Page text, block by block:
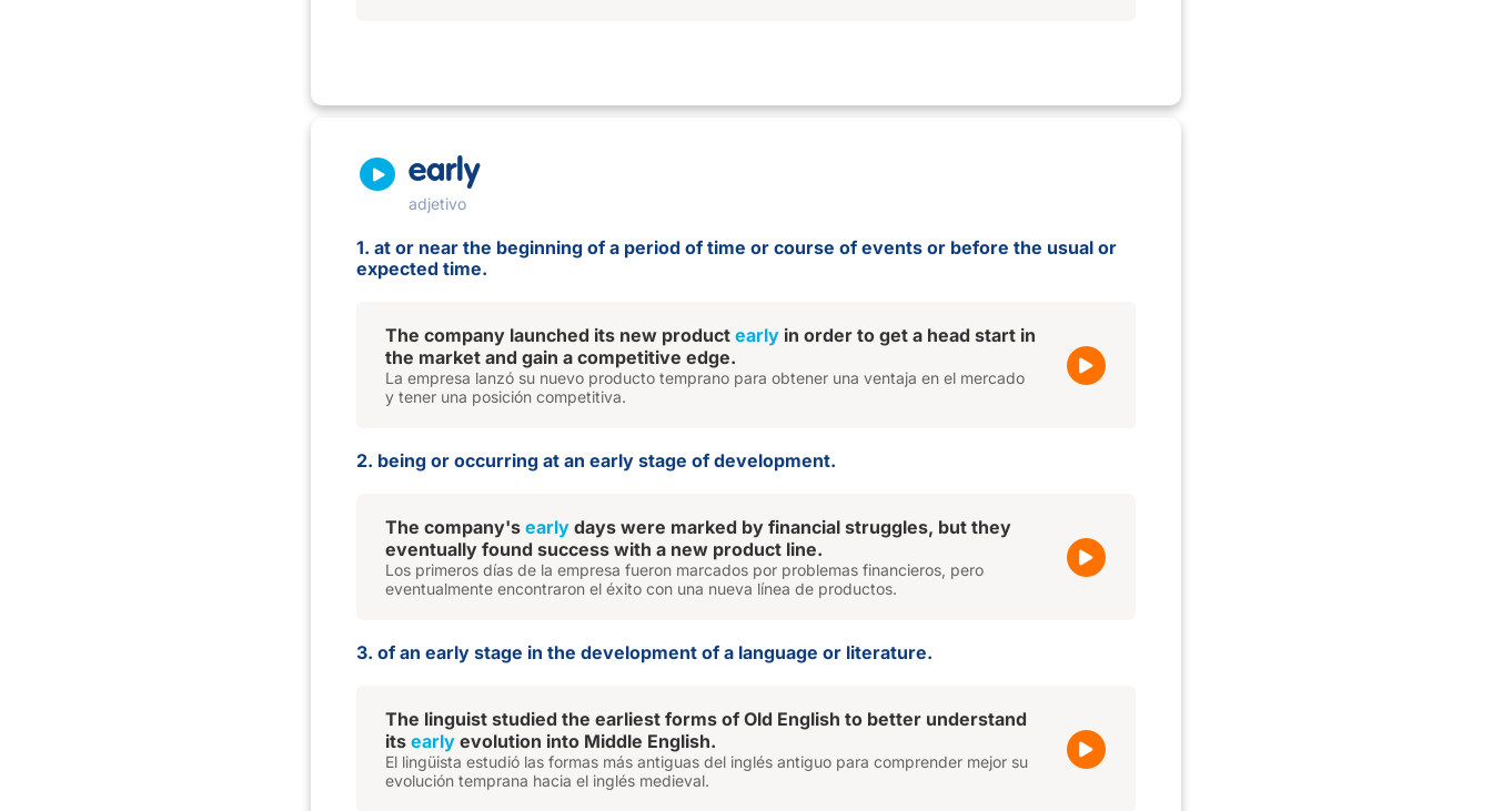
early
adjetivo
1. at or near the beginning of a period of time or course of events or before the usual or
expected time.
The company launched its new product early in order to get a head start in
the market and gain a competitive edge.
La empresa lanzó su nuevo producto temprano para obtener una ventaja en el mercado
y tener una posición competitiva.
2. being or occurring at an early stage of development.
The company's early days were marked by financial struggles, but they
eventually found success with a new product line.
Los primeros días de la empresa fueron marcados por problemas financieros, pero
eventualmente encontraron el éxito con una nueva línea de productos.
3. of an early stage in the development of a language or literature.
The linguist studied the earliest forms of Old English to better understand
its early evolution into Middle English.
El lingüista estudió las formas más antiguas del inglés antiguo para comprender mejor su
evolución temprana hacia el inglés medieval.